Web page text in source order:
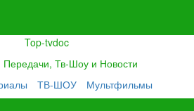
Top-tvdoc
Тв-Шоу и Новости
ТВ-ШОУ Мультфильмы